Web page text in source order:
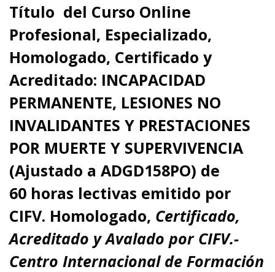
Título del Curso Online
Profesional, Especializado,
Homologado, Certificado y
Acreditado: INCAPACIDAD
PERMANENTE, LESIONES NO
INVALIDANTES Y PRESTACIONES
POR MUERTE Y SUPERVIVENCIA
(Ajustado a ADGD158PO) de
60 horas lectivas emitido por
CIFV. Homologado, Certificado,
Acreditado y Avalado por CIFV.-
Centro Internacional de Formación